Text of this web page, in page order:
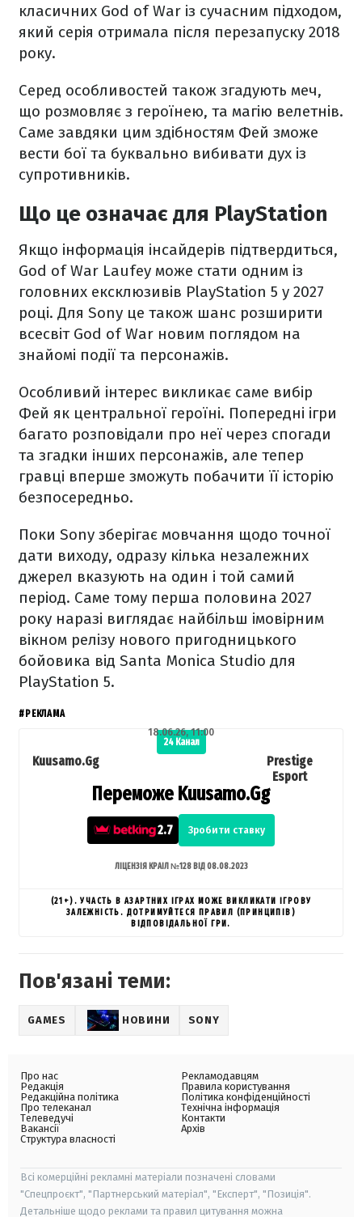
класичних God of War із сучасним підходом,
який серія отримала після перезапуску 2018
року.
Серед особливостей також згадують меч,
що розмовляє з героїнею, та магію велетнів.
Саме завдяки цим здібностям Фей зможе
вести бої та буквально вибивати дух із
супротивників.
Що це означає для PlayStation
Якщо інформація інсайдерів підтвердиться,
God of War Laufey може стати одним із
головних ексклюзивів PlayStation 5 у 2027
році. Для Sony це також шанс розширити
всесвіт God of War новим поглядом на
знайомі події та персонажів.
Особливий інтерес викликає саме вибір
Фей як центральної героїні. Попередні ігри
багато розповідали про неї через спогади
та згадки інших персонажів, але тепер
гравці вперше зможуть побачити її історію
безпосередньо.
Поки Sony зберігає мовчання щодо точної
дати виходу, одразу кілька незалежних
джерел вказують на один і той самий
період. Саме тому перша половина 2027
року наразі виглядає найбільш імовірним
вікном релізу нового пригодницького
бойовика від Santa Monica Studio для
PlayStation 5.
#РЕКЛАМА
24 Канал
Kuusamo.Gg
18.06.26, 11:00
Переможе Kuusamo.Gg
2.7 Зробити ставку
Prestige
Esport
ЛІЦЕНЗІЯ КРАІЛ №128 ВІД 08.08.2023
(21+). УЧАСТЬ В АЗАРТНИХ ІГРАХ МОЖЕ ВИКЛИКАТИ ІГРОВУ
ЗАЛЕЖНІСТЬ. ДОТРИМУЙТЕСЯ ПРАВИЛ (ПРИНЦИПІВ)
ВІДПОВІДАЛЬНОЇ ГРИ.
Пов'язані теми:
GAMES НОВИНИ SONY
Про нас
Редакція
Редакційна політика
Про телеканал
Телеведучі
Вакансії
Структура власності
Рекламодавцям
Правила користування
Політика конфіденційності
Технічна інформація
Контакти
Архів
Всі комерційні рекламні матеріали позначені словами
"Спецпроєкт", "Партнерський матеріал", "Експерт", "Позиція".
Детальніше щодо реклами та правил цитування можна